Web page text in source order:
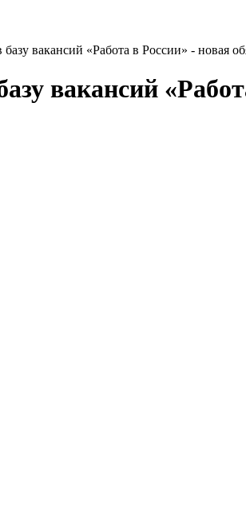
вакансий «Работа в России» - новая
вакансий